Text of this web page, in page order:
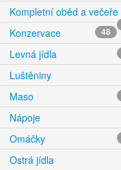
Kompletní oběd a večeře
Konzervace 48
Levná jídla
Luštěniny
Maso
Nápoje
Omáčky
Ostrá jídla